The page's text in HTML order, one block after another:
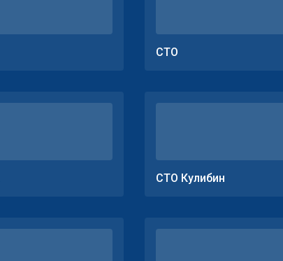
СТО
СТО Кулибин